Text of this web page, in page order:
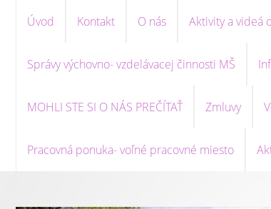
Úvod Kontakt O nás Aktivity a videá
Správy výchovno- vzdelávacej činnosti MŠ
MOHLI STE SI O NÁS PREČÍTAŤ Zmluvy
Pracovná ponuka- voľné pracovné miesto